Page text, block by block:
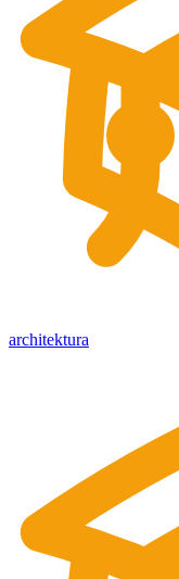
architektura